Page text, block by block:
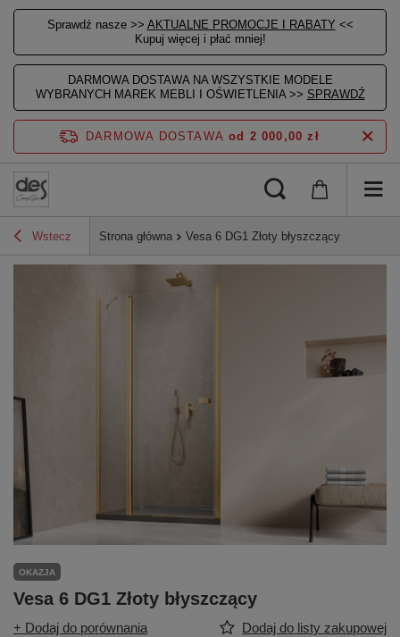
Sprawdź nasze >> AKTUALNE PROMOCJE I RABATY <<
Kupuj więcej i płać mniej!
DARMOWA DOSTAWA NA WSZYSTKIE MODELE
WYBRANYCH MAREK MEBLI I OŚWIETLENIA >> SPRAWDŹ
DARMOWA DOSTAWA od 2 000,00 zł
Wstecz Strona główna Vesa 6 DG1 Złoty błyszczący
OKAZJA
Vesa 6 DG1 Złoty błyszczący
+ Dodaj do porównania Dodaj do listy zakupowej